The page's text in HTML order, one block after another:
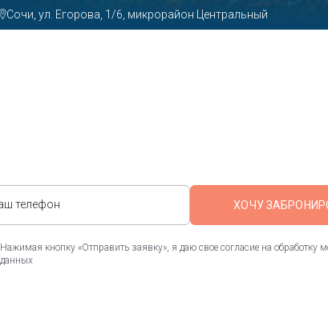
Сочи, ул. Декабристов, 78б
ХОЧУ
Нажимая кнопку «Отправить заявку», я даю свое согласие на обработку
данных